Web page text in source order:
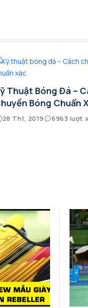
Thuật Bóng Đá –
Bóng Chuẩn
28 Th1, 2019 6963 lượt